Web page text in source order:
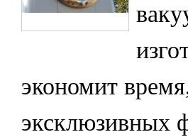
экономит
эксклюзивных